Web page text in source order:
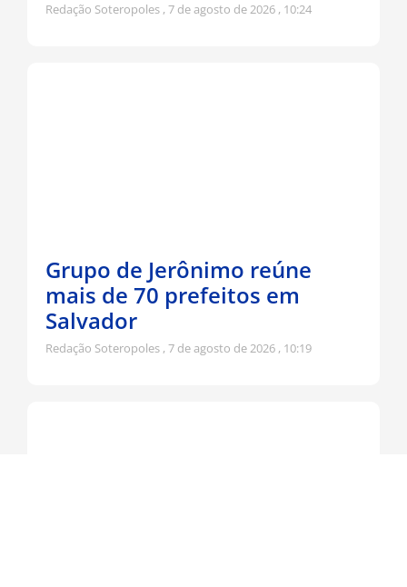
Redação Soteropoles 7 de agosto de 2026 10:24
Grupo de Jerônimo reúne
mais de 70 prefeitos em
Salvador
Redação Soteropoles 7 de agosto de 2026 10:19